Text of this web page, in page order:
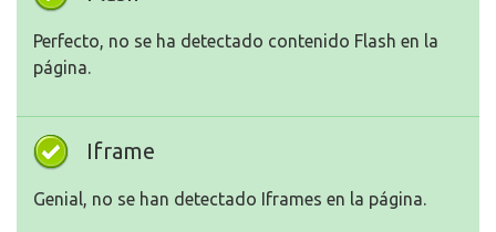
Perfecto, no se ha detectado contenido Flash en la
página.
Iframe
Genial, no se han detectado Iframes en la página.